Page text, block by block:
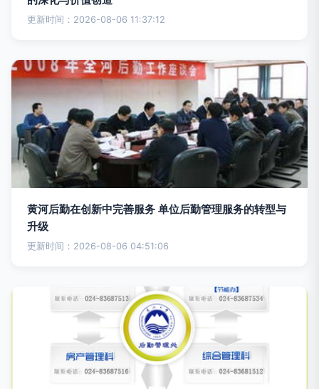
更新时间：2026-08-06 11:37:12
黄河后勤在创新中完善服务 单位后勤管理服务的转型与
升级
更新时间：2026-08-06 04:51:06